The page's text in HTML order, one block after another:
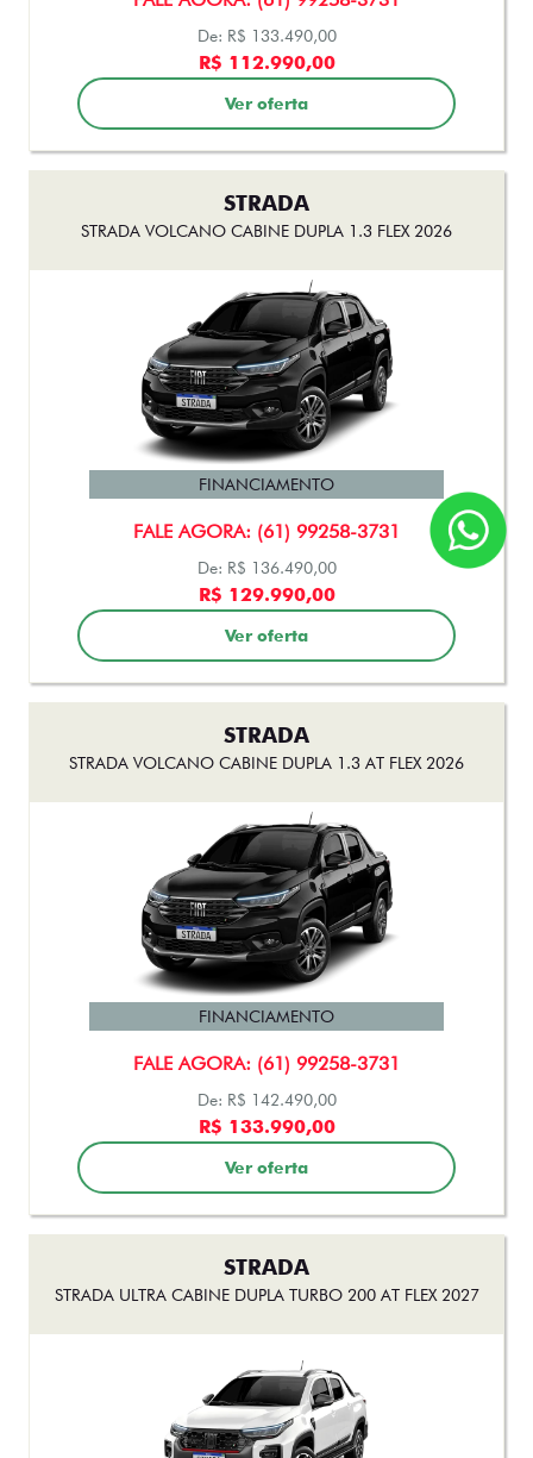
De: R$ 133.490,00
R$ 112.990,00
Ver oferta
STRADA
STRADA VOLCANO CABINE DUPLA 1.3 FLEX 2026
FALE AGORA: (61) 99258-3731
FINANCIAMENTO
De: R$ 136.490,00
R$ 129.990,00
Ver oferta
STRADA
STRADA VOLCANO CABINE DUPLA 1.3 AT FLEX 2026
FALE AGORA: (61) 99258-3731
FINANCIAMENTO
De: R$ 142.490,00
R$ 133.990,00
Ver oferta
STRADA
STRADA ULTRA CABINE DUPLA TURBO 200 AT FLEX 2027